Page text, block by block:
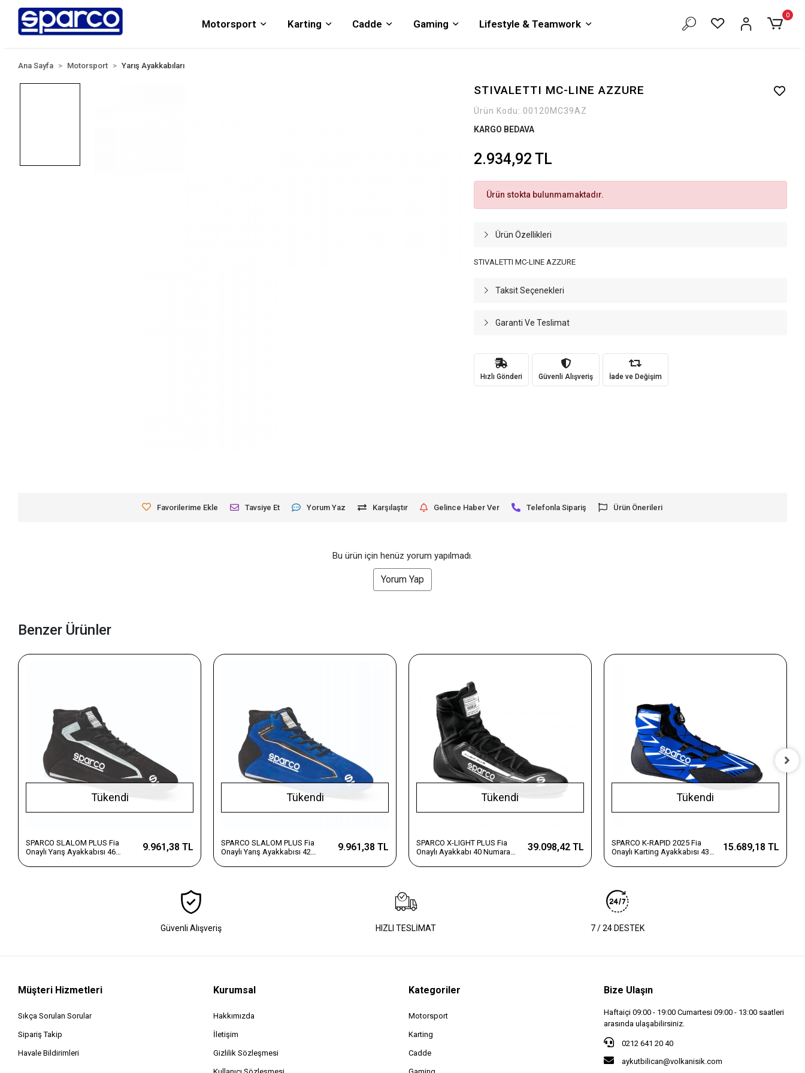
Motorsport Karting Cadde Gaming Lifestyle & Teamwork
0
Ana Sayfa Motorsport Yarış Ayakkabıları
STIVALETTI MC-LINE AZZURE
Ürün Kodu: 00120MC39AZ
KARGO BEDAVA
2.934,92 TL
Ürün stokta bulunmamaktadır.
Ürün Özellikleri
STIVALETTI MC-LINE AZZURE
Taksit Seçenekleri
Garanti Ve Teslimat
Hızlı Gönderi Güvenli Alışveriş İade ve Değişim
Favorilerime Ekle Tavsiye Et Yorum Yaz Karşılaştır Gelince Haber Ver Telefonla Sipariş Ürün Önerileri
Bu ürün için henüz yorum yapılmadı.
Yorum Yap
Benzer Ürünler
Tükendi
SPARCO SLALOM PLUS Fia
Onaylı Yarış Ayakkabısı 46
9.961,38 TL
Tükendi
SPARCO SLALOM PLUS Fia
Onaylı Yarış Ayakkabısı 42
9.961,38 TL
Tükendi
SPARCO X-LIGHT PLUS Fia
Onaylı Ayakkabı 40 Numara
39.098,42 TL
Tükendi
SPARCO K-RAPID 2025 Fia
Onaylı Karting Ayakkabısı 43
15.689,18 TL
Güvenli Alışveriş HIZLI TESLİMAT 7 / 24 DESTEK
Müşteri Hizmetleri
Sıkça Sorulan Sorular
Sipariş Takip
Havale Bildirimleri
Kurumsal
Hakkımızda
İletişim
Gizlilik Sözleşmesi
Kategoriler
Motorsport
Karting
Cadde
Bize Ulaşın
Haftaiçi 09:00 - 19:00 Cumartesi 09:00 - 13:00 saatleri
arasında ulaşabilirsiniz.
0212 641 20 40
aykutbilican@volkanisik.com